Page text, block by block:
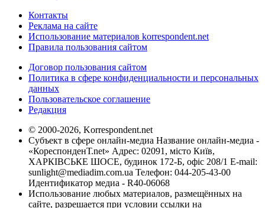
Контакты
Реклама на сайте
Использование материалов korrespondent.net
Правила пользования сайтом
Договор пользования сайтом
Политика в сфере конфиденциальности и персональных
данных
Пользовательское соглашение
Редакция
© 2000-2026, Korrespondent.net
Субъект в сфере онлайн-медиа Название онлайн-медиа -
«КореспонденТ.net» Адрес: 02091, місто Київ,
ХАРКІВСЬКЕ ШОСЕ, будинок 172-Б, офіс 208/1 E-mail:
sunlight@mediadim.com.ua Телефон: 044-205-43-00
Идентификатор медиа - R40-06068
Использование любых материалов, размещённых на
сайте, разрешается при условии ссылки на